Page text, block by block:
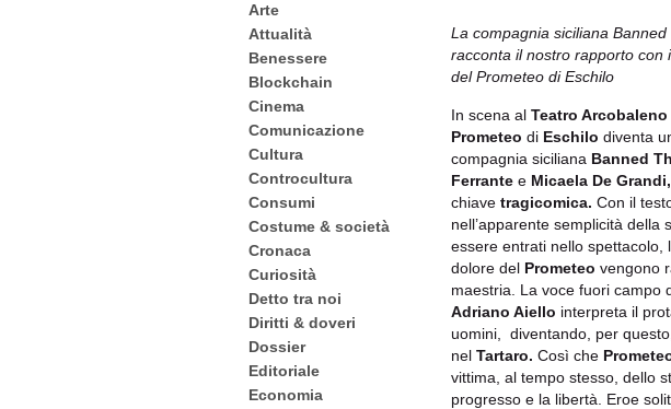
Arte
Attualità
Benessere
Blockchain
Cinema
Comunicazione
Cultura
Controcultura
Consumi
Costume & società
Cronaca
Curiosità
Detto tra noi
Diritti & doveri
Dossier
Editoriale
Economia
La compagnia siciliana
racconta il nostro rapporto con
del Prometeo di Eschilo
In scena al Teatro Arcobaleno
Prometeo di Eschilo diventa
compagnia siciliana Banned
Ferrante e Micaela De Grandi,
chiave tragicomica. Con il
nell’apparente semplicità
essere entrati nello spettacolo,
dolore del Prometeo vengono
maestria. La voce fuori campo
Adriano Aiello interpreta il
uomini, diventando, per
nel Tartaro. Così che
vittima, al tempo stesso, dello
progresso e la libertà. Eroe